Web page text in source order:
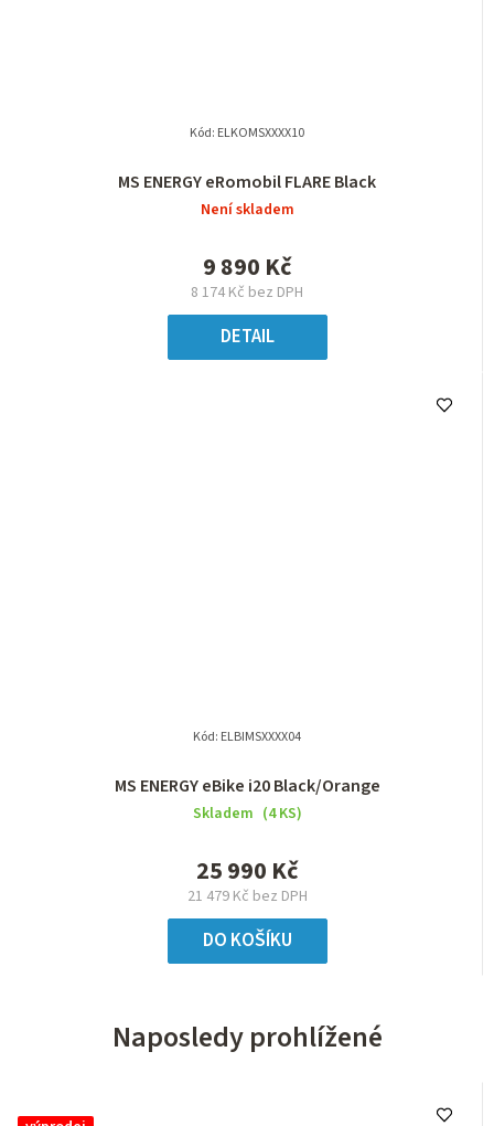
MS ENERGY eRomobil FLARE Black
Není skladem
8 174 Kč bez DPH
9 890 Kč
DETAIL
Kód: ELKOMSXXXX10
MS ENERGY eBike i20 Black/Orange
Skladem (4 KS)
21 479 Kč bez DPH
25 990 Kč
DO KOŠÍKU
Kód: ELBIMSXXXX04
Naposledy prohlížené